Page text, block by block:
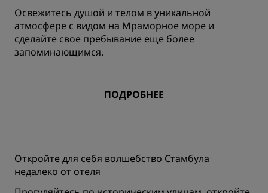
Освежитесь душой и телом в уникальной
атмосфере с видом на Мраморное море и
сделайте свое пребывание еще более
запоминающимся.
ПОДРОБНЕЕ
Откройте для себя волшебство Стамбула
недалеко от отеля